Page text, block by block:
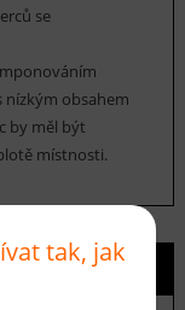
se
obsahem
by měl být
místnosti.
ceny
tak, jak